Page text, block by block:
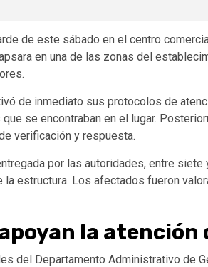
de este sábado en el centro
en una de las zonas del
de inmediato sus protocolos de
se encontraban en el lugar.
verificación y respuesta.
por las autoridades, entre
la estructura. Los afectados fueron
la atención
del Departamento Administrativo de